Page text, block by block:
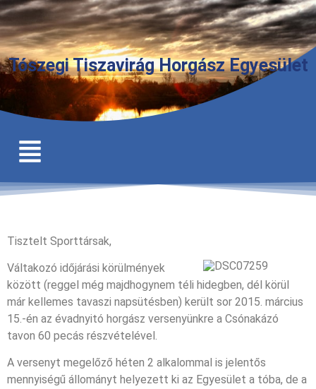
Tószegi Tiszavirág Horgász Egyesület
Tisztelt Sporttársak,
Váltakozó időjárási körülmények
között (reggel még majdhogynem téli hidegben, dél körül
már kellemes tavaszi napsütésben) került sor 2015. március
15.-én az évadnyitó horgász versenyünkre a Csónakázó
tavon 60 pecás részvételével.
A versenyt megelőző héten 2 alkalommal is jelentős
mennyiségű állományt helyezett ki az Egyesület a tóba, de a